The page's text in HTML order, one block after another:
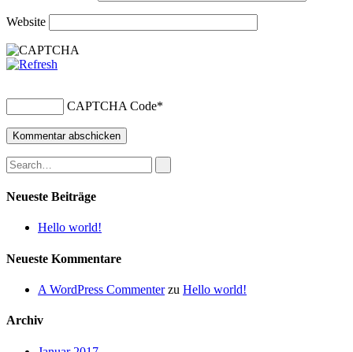
Website
CAPTCHA Code*
Neueste Beiträge
Hello world!
Neueste Kommentare
A WordPress Commenterzu Hello world!
Archiv